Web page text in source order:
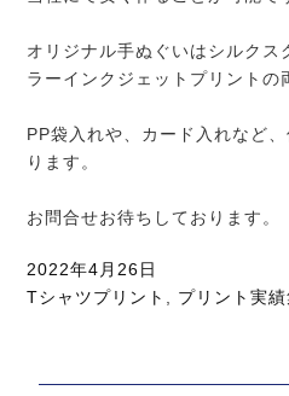
オリジナル手ぬぐいはシルクス
ラーインクジェットプリントの
PP袋入れや、カード入れなど
ります。
お問合せお待ちしております。
投
稿
2022年4月26日
カ
リ
Tシャツプリント , プリント実績